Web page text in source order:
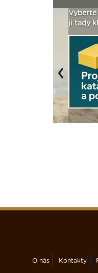
Vyberte
ji tady
Previous
O nás Kontakty